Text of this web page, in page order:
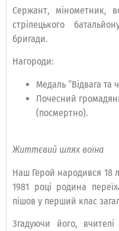
Сержант, мінометник,
стрілецького
бригади.
Нагороди:
Медаль “Відвага та
Почесний
(посмертно).
Життєвий шлях воїна
Наш Герой народився 18
1981 році родина
пішов у перший клас
Згадуючи його,